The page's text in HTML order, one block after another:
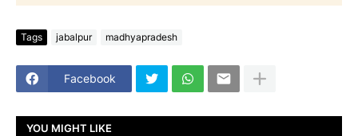
Tags jabalpur madhyapradesh
Facebook
YOU MIGHT LIKE